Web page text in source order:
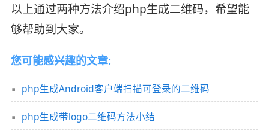
以上通过两种方法介绍php生成二维码，希望能
够帮助到大家。
您可能感兴趣的文章:
php生成Android客户端扫描可登录的二维码
php生成带logo二维码方法小结